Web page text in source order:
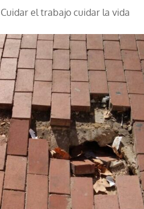
El Evangelio en tu vida
El atrio
In memoriam
Viñeta
Tribuna
Blog
Blog
La columna
Cuidar el trabajo cuidar la vida